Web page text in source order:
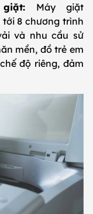
giặt: Máy giặt
tới 8 chương trình
và nhu cầu sử
mền, đồ trẻ em
độ riêng, đảm